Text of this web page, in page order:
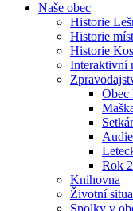
Naše obec
Historie
Historie
Historie
Interaktivní
Obec
Rok
Knihovna
Životní
Spolky v